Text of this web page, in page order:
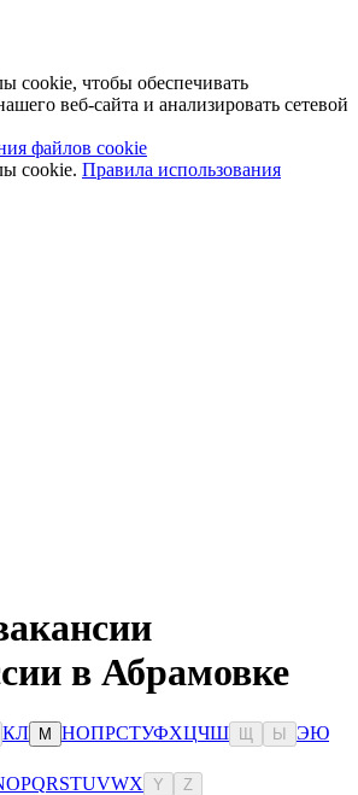
cookie, чтобы обеспечивать
веб-сайта и анализировать сетевой
файлов cookie
cookie. Правила использования
в Абрамовке
КЛ М НОПРСТУФХЦЧШ Ы ЭЮ
OPQRSTUVWX Y Z